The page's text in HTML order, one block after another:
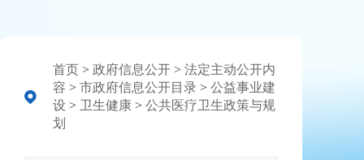
首页 > 政府信息公开 > 法定主动公开内
容 > 市政府信息公开目录 > 公益事业建
设 > 卫生健康 > 公共医疗卫生政策与规
划